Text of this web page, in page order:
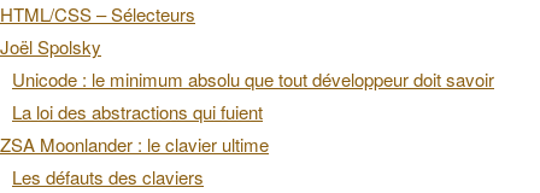
HTML/CSS – Sélecteurs
Joël Spolsky
Unicode : le minimum absolu que tout développeur doit savoir
La loi des abstractions qui fuient
ZSA Moonlander : le clavier ultime
Les défauts des claviers